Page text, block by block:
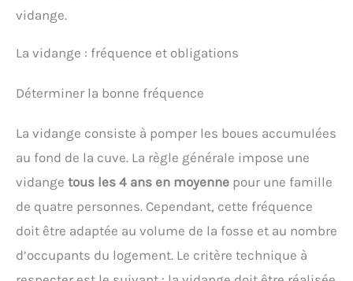
vidange.
La vidange : fréquence et obligations
Déterminer la bonne fréquence
La vidange consiste à pomper les boues accumulées
au fond de la cuve. La règle générale impose une
vidange tous les 4 ans en moyenne pour une famille
de quatre personnes. Cependant, cette fréquence
doit être adaptée au volume de la fosse et au nombre
d’occupants du logement. Le critère technique à